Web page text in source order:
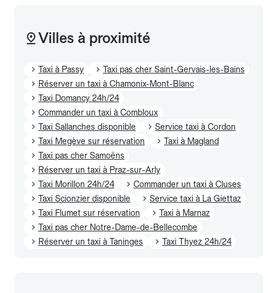
Villes à proximité
Taxi à Passy
Taxi pas cher Saint-Gervais-les-Bains
Réserver un taxi à Chamonix-Mont-Blanc
Taxi Domancy 24h/24
Commander un taxi à Combloux
Taxi Sallanches disponible
Service taxi à Cordon
Taxi Megève sur réservation
Taxi à Magland
Taxi pas cher Samoëns
Réserver un taxi à Praz-sur-Arly
Taxi Morillon 24h/24
Commander un taxi à Cluses
Taxi Scionzier disponible
Service taxi à La Giettaz
Taxi Flumet sur réservation
Taxi à Marnaz
Taxi pas cher Notre-Dame-de-Bellecombe
Réserver un taxi à Taninges
Taxi Thyez 24h/24